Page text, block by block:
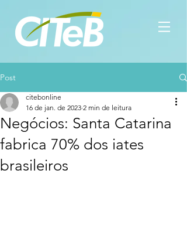
Post
Negócios: Santa Catarina
fabrica 70% dos iates
brasileiros
citebonline
16 de jan. de 2023 2 min de leitura